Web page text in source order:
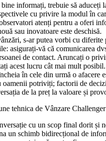
informați, trebuie să aduceți
cu privire la modul în
atenți pentru a oferi
sau inovatoare este deschisă.
s-ar putea vorbi cu diferite
asigurați-vă că comunicarea
de contact. Aruncați o
acest lucru cât mai mult posibil.
în cele din urmă o
potriviți; factorii de
de la preț la valoare și
tehnica de Vânzare
cu un scop final dorit și
un schimb bidirecțional de